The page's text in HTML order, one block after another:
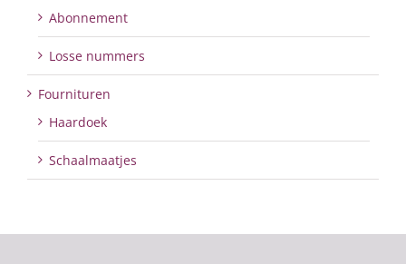
Abonnement
Losse nummers
Fournituren
Haardoek
Schaalmaatjes